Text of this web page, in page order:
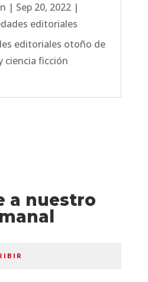
| Sep 20, 2022|
editoriales
editoriales otoño de
ciencia ficción
a nuestro